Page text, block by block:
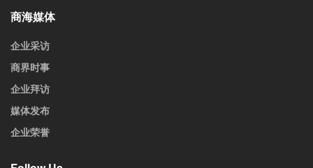
商海媒体
企业采访
商界时事
企业拜访
媒体发布
企业荣誉